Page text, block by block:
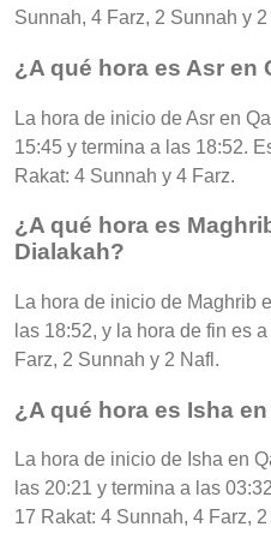
Sunnah, 4 Farz, 2 Sunnah y 2
¿A qué hora es Asr en
La hora de inicio de Asr en
15:45 y termina a las 18:52.
Rakat: 4 Sunnah y 4 Farz.
¿A qué hora es
Dialakah?
La hora de inicio de Maghrib
las 18:52, y la hora de fin es
Farz, 2 Sunnah y 2 Nafl.
¿A qué hora es Isha
La hora de inicio de Isha en
las 20:21 y termina a las
17 Rakat: 4 Sunnah, 4 Farz,